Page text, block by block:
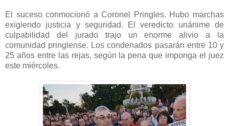
El suceso conmocionó a Coronel Pringles. Hubo marchas
exigiendo justicia y seguridad. El veredicto unánime de
culpabilidad del jurado trajo un enorme alivio a la
comunidad pringlense. Los condenados pasarán entre 10 y
25 años entre las rejas, según la pena que imponga el juez
este miércoles.